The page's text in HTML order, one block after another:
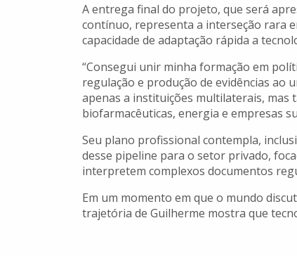
A entrega final do projeto, que será
contínuo, representa a interseção rara
capacidade de adaptação rápida a
“Consegui unir minha formação em
regulação e produção de evidências ao
apenas a instituições multilaterais, mas
biofarmacêuticas, energia e empresas
Seu plano profissional contempla,
desse pipeline para o setor privado,
interpretem complexos documentos
Em um momento em que o mundo
trajetória de Guilherme mostra que